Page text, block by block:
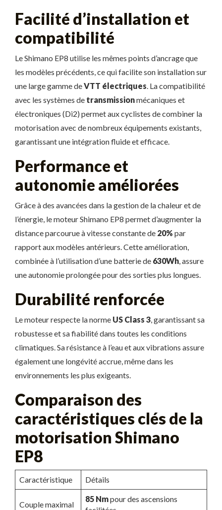
Facilité d’installation et
compatibilité
Le Shimano EP8 utilise les mêmes points d’ancrage que
les modèles précédents, ce qui facilite son installation sur
une large gamme deVTT électriques. La compatibilité
avec les systèmes de transmissionmécaniques et
électroniques (Di2) permet aux cyclistes de combiner la
motorisation avec de nombreux équipements existants,
garantissant une intégration fluide et efficace.
Performance et
autonomie améliorées
Grâce à des avancées dans la gestion de la chaleur et de
l’énergie, le moteur Shimano EP8 permet d’augmenter la
distance parcourue à vitesse constante de 20% par
rapport aux modèles antérieurs. Cette amélioration,
combinée à l’utilisation d’une batterie de 630Wh, assure
une autonomie prolongée pour des sorties plus longues.
Durabilité renforcée
Le moteur respecte la norme US Class 3, garantissant sa
robustesse et sa fiabilité dans toutes les conditions
climatiques. Sa résistance à l’eau et aux vibrations assure
également une longévité accrue, même dans les
environnements les plus exigeants.
Comparaison des
caractéristiques clés de la
motorisation Shimano
EP8
Caractéristique Détails
Couple maximal
85 Nmpour des ascensions